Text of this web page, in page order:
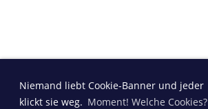
Niemand liebt Cookie-Banner und jeder
klickt sie weg. Moment! Welche Cookies?